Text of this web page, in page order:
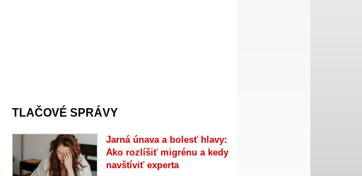
TLAČOVÉ SPRÁVY
Jarná únava a bolesť hlavy:
Ako rozlíšiť migrénu a kedy
navštíviť experta